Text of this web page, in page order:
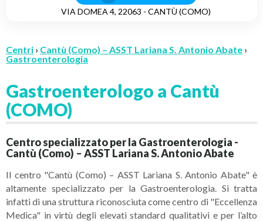
VIA DOMEA 4, 22063 - CANTÙ (COMO)
Centri › Cantù (Como) – ASST Lariana S. Antonio Abate ›
Gastroenterologia
Gastroenterologo a Cantù
(COMO)
Centro specializzato per la Gastroenterologia -
Cantù (Como) – ASST Lariana S. Antonio Abate
Il centro "Cantù (Como) – ASST Lariana S. Antonio Abate" è
altamente specializzato per la Gastroenterologia. Si tratta
infatti di una struttura riconosciuta come centro di "Eccellenza
Medica" in virtù degli elevati standard qualitativi e per l’alto